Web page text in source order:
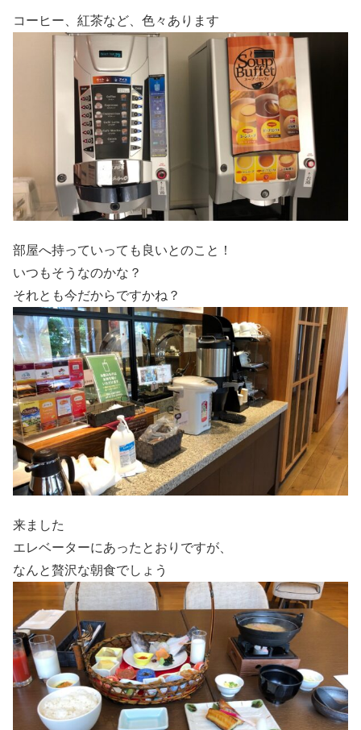
コーヒー、紅茶など、色々あります
部屋へ持っていっても良いとのこと！
いつもそうなのかな？
それとも今だからですかね？
来ました
エレベーターにあったとおりですが、
なんと贅沢な朝食でしょう